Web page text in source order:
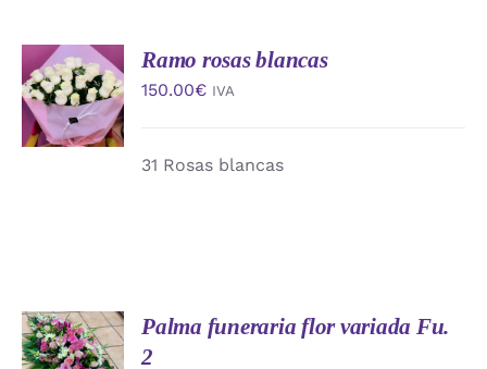
AÑADIR
AL
CARRITO
/
DETALLES
Ramo rosas blancas
150.00€ IVA
31 Rosas blancas
AÑADIR
AL
Palma funeraria flor variada Fu.
2